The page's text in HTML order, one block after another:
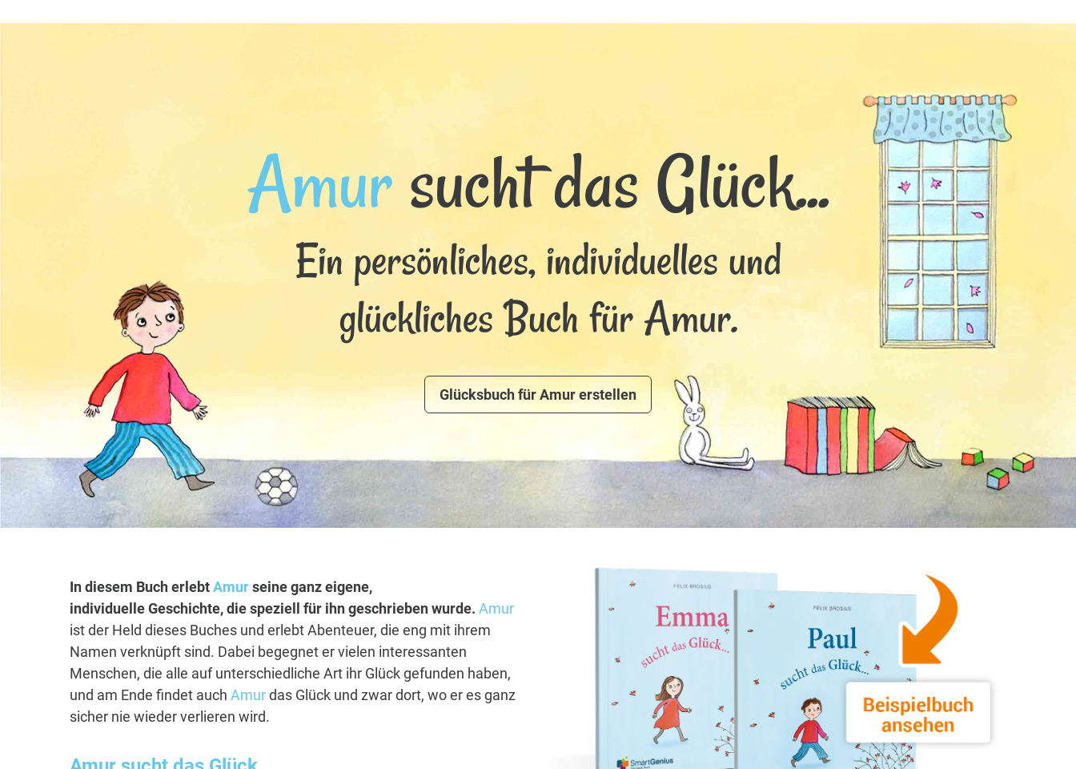
Amursucht das Glück...
Ein persönliches, individuelles und
glückliches Buch für Amur.
Glücksbuch für Amur erstellen
In diesem Buch erlebtAmurseine ganz eigene,
individuelle Geschichte, die speziell für ihn geschrieben wurde. Amur
ist der Held dieses Buches und erlebt Abenteuer, die eng mit ihrem
Namen verknüpft sind. Dabei begegnet er vielen interessanten
Menschen, die alle auf unterschiedliche Art ihr Glück gefunden haben,
und am Ende findet auch Amurdas Glück und zwar dort, wo er es ganz
sicher nie wieder verlieren wird.